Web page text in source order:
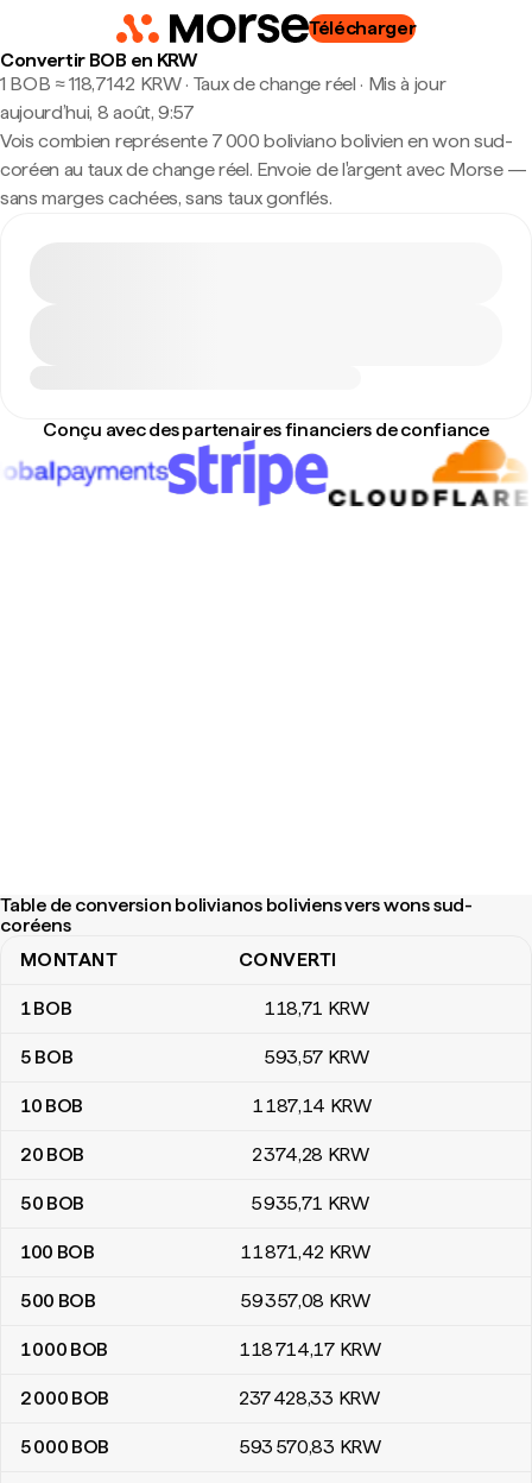
Télécharger
Convertir BOB en KRW
1 BOB ≈ 118,7142 KRW · Taux de change réel · Mis à jour
aujourd’hui, 8 août, 9:57
Vois combien représente 7 000 boliviano bolivien en won sud-
coréen au taux de change réel. Envoie de l'argent avec Morse —
sans marges cachées, sans taux gonflés.
Conçu avec des partenaires financiers de confiance
Table de conversion bolivianos boliviens vers wons sud-
coréens
Table de conversion bolivianos boliviens vers wons sud-coréens
MONTANT CONVERTI
1BOB 118,71 KRW
5 BOB 593,57 KRW
10 BOB 1 187,14 KRW
20 BOB 2 374,28 KRW
50 BOB 5 935,71 KRW
100 BOB 11 871,42 KRW
500 BOB 59 357,08 KRW
1 000 BOB 118 714,17 KRW
2 000 BOB 237 428,33 KRW
5 000 BOB 593 570,83 KRW